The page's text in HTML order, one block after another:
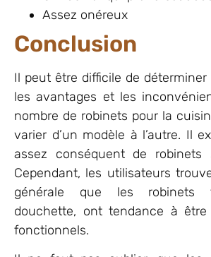
Assez onéreux
Conclusion
Il peut être difficile de
les avantages et les
nombre de robinets pour la
varier d’un modèle à l’autre. Il
assez conséquent de robinets
Cependant, les utilisateurs
générale que les robinets
douchette, ont tendance à être
fonctionnels.